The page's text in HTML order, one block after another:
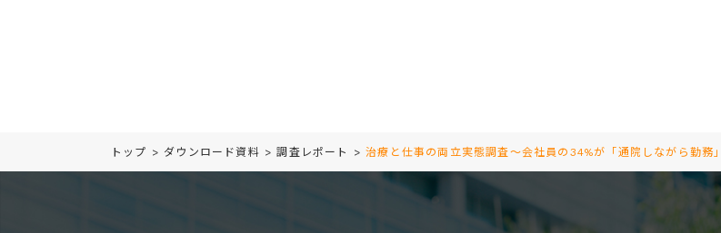
トップ > ダウンロード資料 >調査レポート >治療と仕事の両立実態調査～会社員の34%が「通院しながら勤務」